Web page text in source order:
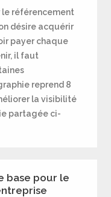
le référencement
désire acquérir
payer chaque
il faut
reprend 8
la visibilité
partagée ci-
base pour le